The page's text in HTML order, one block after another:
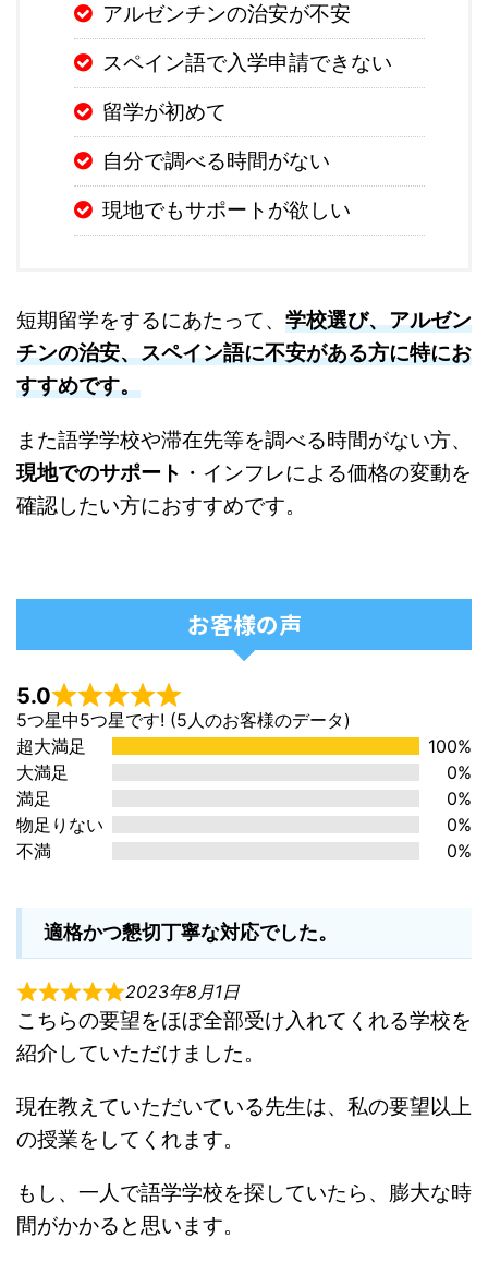
アルゼンチンの治安が不安
スペイン語で入学申請できない
留学が初めて
自分で調べる時間がない
現地でもサポートが欲しい
短期留学をするにあたって、 学校選び、アルゼン
チンの治安、スペイン語に不安がある方に特にお
すすめです。
また語学学校や滞在先等を調べる時間がない方、
現地でのサポート ・インフレによる価格の変動を
確認したい方におすすめです。
お客様の声
5.0
5つ星中5つ星です! (5人のお客様のデータ)
超大満足
100%
大満足
0%
満足
0%
物足りない
0%
不満
0%
適格かつ懇切丁寧な対応でした。
2023年8月1日
こちらの要望をほぼ全部受け入れてくれる学校を
紹介していただけました。
現在教えていただいている先生は、私の要望以上
の授業をしてくれます。
もし、一人で語学学校を探していたら、膨大な時
間がかかると思います。